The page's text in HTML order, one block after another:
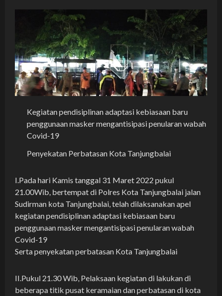
Kegiatan pendisiplinan adaptasi kebiasaan baru
penggunaan masker mengantisipasi penularan wabah
Covid-19
Penyekatan Perbatasan Kota Tanjungbalai
I.Pada hari Kamis tanggal 31 Maret 2022 pukul
21.00Wib, bertempat di Polres Kota Tanjungbalai jalan
Sudirman kota Tanjungbalai, telah dilaksanakan apel
kegiatan pendisiplinan adaptasi kebiasaan baru
penggunaan masker mengantisipasi penularan wabah
Covid-19
Serta penyekatan perbatasan Kota Tanjungbalai
II.Pukul 21.30 Wib, Pelaksaan kegiatan di lakukan di
beberapa titik pusat keramaian dan perbatasan di kota